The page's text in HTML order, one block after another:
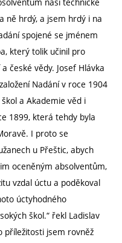
naší technické
ně hrdý, a jsem hrdý i na
spojené se jménem
který tolik učinil pro
české vědy. Josef Hlávka
Nadání v roce 1904
a Akademie věd i
1899, která tehdy byla
I proto se
u Přeštic, abych
oceněným absolventům,
vzdal úctu a poděkoval
úctyhodného
škol.“ řekl Ladislav
příležitosti jsem rovněž